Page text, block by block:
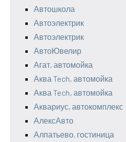
Автошкола
Автоэлектрик
Автоэлектрик
АвтоЮвелир
Агат, автомойка
Аква Tech, автомойка
Аква Tech, автомойка
Аквариус, автокомплекс
АлексАвто
Алпатьево, гостиница